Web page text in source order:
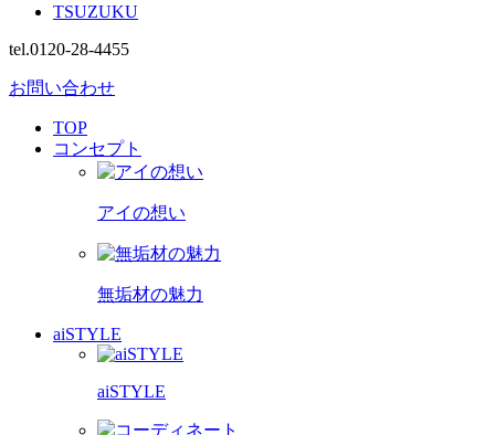
TSUZUKU
tel.0120-28-4455
お問い合わせ
TOP
コンセプト
アイの想い
無垢材の魅力
aiSTYLE
aiSTYLE